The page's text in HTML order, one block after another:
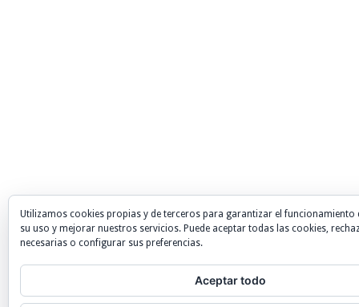
Utilizamos cookies propias y de terceros para garantizar el funcionamiento
su uso y mejorar nuestros servicios. Puede aceptar todas las cookies,
necesarias o configurar sus preferencias.
Aceptar todo